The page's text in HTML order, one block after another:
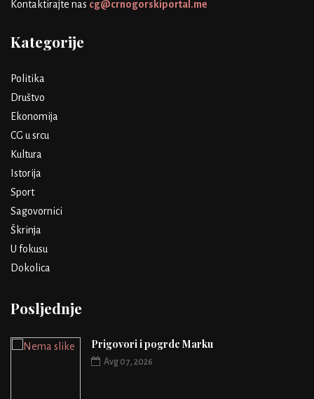
Kontaktirajte nas cg@crnogorskiportal.me
Kategorije
Politika
Društvo
Ekonomija
CG u srcu
Kultura
Istorija
Sport
Sagovornici
Škrinja
U fokusu
Dokolica
Posljednje
Prigovori i pogrde Marku
Avg 07, 2026